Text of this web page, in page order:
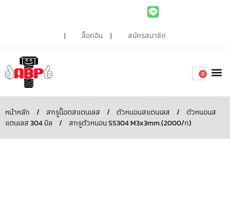
ล็อคอิน สมัครสมาชิก
0
หน้าหลัก / สกรูน็อตสแตนเลส / ตัวหนอนสแตนเลส /
ตัวหนอนส
แตนเลส 304 มิล
/ สกรูตัวหนอน SS304 M3x3mm.(2000/ก)